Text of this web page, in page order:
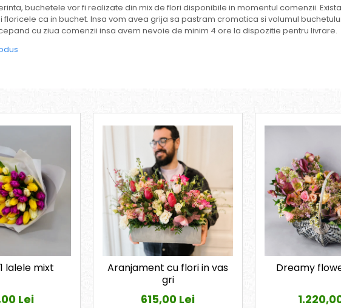
buchetele vor fi realizate din mix de flori disponibile in momentul comenzii.
ca in buchet. Insa vom avea grija sa pastram cromatica si volumul
cu ziua comenzii insa avem nevoie de minim 4 ore la dispozitie pentru livrare.
lalele mixt
Lei
Aranjament cu flori in vas
gri
615,00 Lei
Dreamy